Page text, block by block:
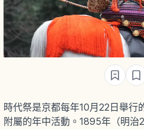
時代祭是京都每年10月22日舉行
附屬的年中活動。1895年（明治